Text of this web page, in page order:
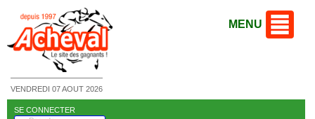
VENDREDI 07 AOUT 2026
MENU
SE CONNECTER